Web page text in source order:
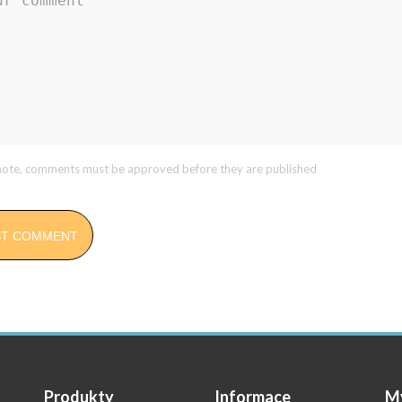
comments must be approved before they are published
COMMENT
Produkty Informace